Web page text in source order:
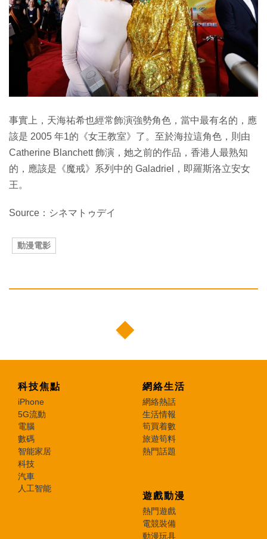
事實上，天海祐希也經常飾演強勢角色，當中最有名的，應
該是 2005 年1的《女王教室》了。至於海拉這角色，則由
Catherine Blanchett 飾演，她之前的作品，香港人最熟知
的，應該是《魔戒》系列中的 Galadriel，即羅斯洛立安女
王。
Source：シネマトゥデイ
動漫電影
科技焦點
iPhone
5G流動
電腦
數碼
智能家居
科技
汽車
人工智能
網絡生活
網絡熱話
生活情報
筍買着數
旅遊筍料
熱門話題
遊戲動漫
熱門遊戲
電競裝備
動漫玩具